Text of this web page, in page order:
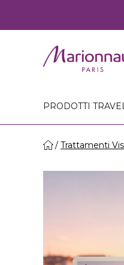
PRODOTTI
Trattamenti